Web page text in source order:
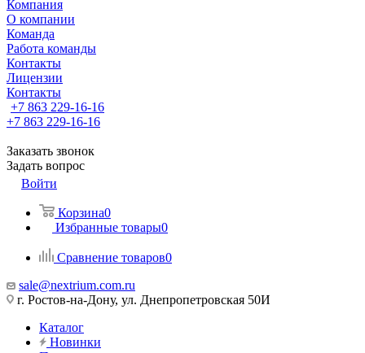
Компания
О компании
Команда
Работа команды
Контакты
Лицензии
Контакты
+7 863 229-16-16
+7 863 229-16-16
Заказать звонок
Задать вопрос
Войти
Корзина0
Избранные товары0
Сравнение товаров0
sale@nextrium.com.ru
г. Ростов-на-Дону, ул. Днепропетровская 50И
Каталог
Новинки